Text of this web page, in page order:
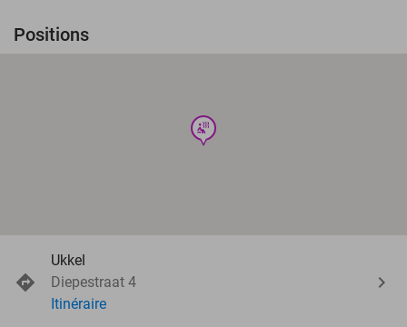
Positions
wellness
Ukkel
Diepestraat 4
Itinéraire